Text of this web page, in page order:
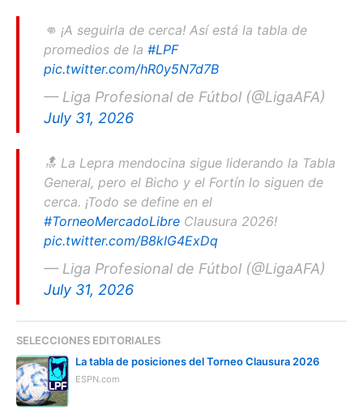
👊 ¡A seguirla de cerca! Así está la tabla de
promedios de la #LPF
pic.twitter.com/hR0y5N7d7B
— Liga Profesional de Fútbol (@LigaAFA)
July 31, 2026
🔝 La Lepra mendocina sigue liderando la Tabla
General, pero el Bicho y el Fortín lo siguen de
cerca. ¡Todo se define en el
#TorneoMercadoLibre Clausura 2026!
pic.twitter.com/B8kIG4ExDq
— Liga Profesional de Fútbol (@LigaAFA)
July 31, 2026
SELECCIONES EDITORIALES
La tabla de posiciones del Torneo Clausura 2026
ESPN.com